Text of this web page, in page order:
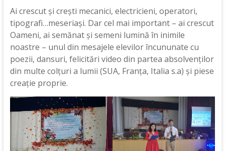
Ai crescut şi creşti mecanici, electricieni, operatori,
tipografi…meseriași. Dar cel mai important – ai crescut
Oameni, ai semănat şi semeni lumină în inimile
noastre – unul din mesajele elevilor încununate cu
poezii, dansuri, felicitări video din partea absolvenților
din multe colțuri a lumii (SUA, Franța, Italia s.a) și piese
creație proprie.